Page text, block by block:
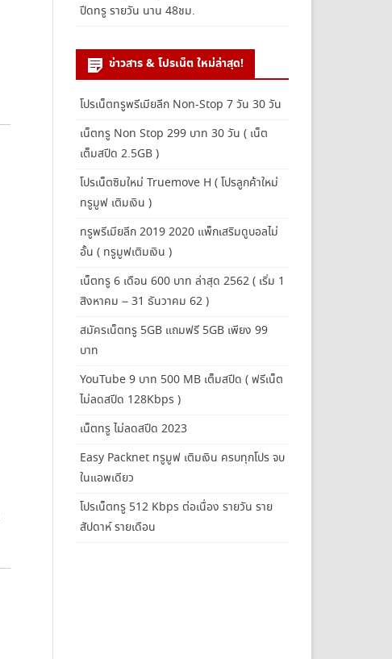
ปีดทรู รายวัน นาน 48ชม.
ข่าวสาร & โปรเน็ต ใหม่ล่าสุด!
โปรเน็ตทรูพรีเมียลีก Non-Stop 7 วัน 30 วัน
เน็ตทรู Non Stop 299 บาท 30 วัน ( เน็ต
เต็มสปีด 2.5GB )
โปรเน็ตซิมใหม่ Truemove H ( โปรลูกค้าใหม่
ทรูมูฟ เติมเงิน )
ทรูพรีเมียลีก 2019 2020 แพ็กเสริมดูบอลไม่
อั้น ( ทรูมูฟเติมเงิน )
เน็ตทรู 6 เดือน 600 บาท ล่าสุด 2562 ( เริ่ม 1
สิงหาคม – 31 ธันวาคม 62 )
สมัครเน็ตทรู 5GB แถมฟรี 5GB เพียง 99
บาท
YouTube 9 บาท 500 MB เต็มสปีด ( ฟรีเน็ต
ไม่ลดสปีด 128Kbps )
เน็ตทรู ไม่ลดสปีด 2023
Easy Packnet ทรูมูฟ เติมเงิน ครบทุกโปร จบ
ในแอพเดียว
โปรเน็ตทรู 512 Kbps ต่อเนื่อง รายวัน ราย
สัปดาห์ รายเดือน